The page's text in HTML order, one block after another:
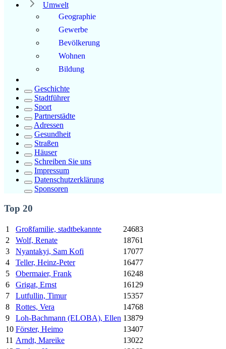
Umwelt
Geographie
Gewerbe
Bevölkerung
Wohnen
Bildung
Geschichte
Stadtführer
Sport
Partnerstädte
Adressen
Gesundheit
Straßen
Häuser
Schreiben Sie uns
Impressum
Datenschutzerklärung
Sponsoren
Top 20
1 Großfamilie, stadtbekannte
24683
2
Wolf, Renate
18761
3
Nyantakyi, Sam Kofi
17077
4
Teller, Heinz-Peter
16477
5
Obermaier, Frank
16248
6
Grigat, Ernst
16129
7
Lutfullin, Timur
15357
8
Rottes, Vera
14768
9
Loh-Bachmann (ELOBA), Ellen 13879
10 Förster, Heimo
13407
11 Arndt, Mareike
13022